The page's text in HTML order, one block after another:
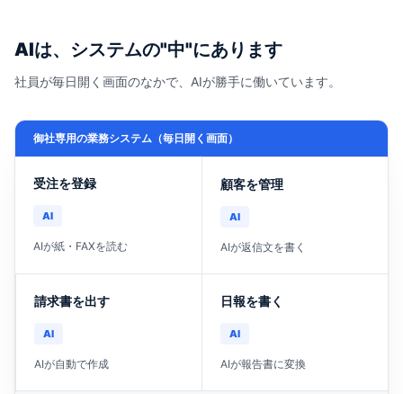
AIは、システムの"中"にあります
社員が毎日開く画面のなかで、AIが勝手に働いています。
御社専用の業務システム（毎日開く画面）
受注を登録
AI
AIが紙・FAXを読む
顧客を管理
AI
AIが返信文を書く
請求書を出す
AI
AIが自動で作成
日報を書く
AI
AIが報告書に変換